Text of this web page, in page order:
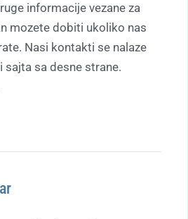
informacije vezane za
mozete dobiti ukoliko nas
Nasi kontakti se nalaze
sajta sa desne strane.